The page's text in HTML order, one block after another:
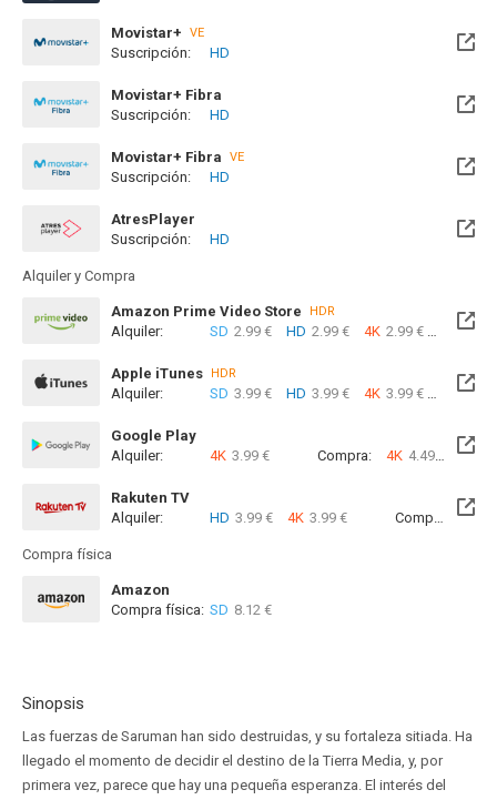
Movistar+
VE
Disponible hasta el Jue, 31 Dic 2026 (Quedan 4 meses)
Suscripción: HD
Movistar+ Fibra
Disponible hasta el Dom, 25 Jul 2027 (Quedan 11 meses)
Suscripción: HD
Movistar+ Fibra
VE
Disponible hasta el Jue, 31 Dic 2026 (Quedan 4 meses)
Suscripción: HD
AtresPlayer
Suscripción:
HD
Alquiler y Compra
Amazon Prime Video Store HDR
Alquiler: SD 2.99 € HD 2.99 € 4K 2.99 €
Apple iTunes HDR
Alquiler: SD 3.99 € HD 3.99 € 4K 3.99 €
Google Play
Alquiler:
4K 3.99 € Compra: 4K 4.49 €
Rakuten TV
Alquiler:
HD 3.99 € 4K 3.99 € Compra: SD
Compra física
Amazon
Compra física: SD 8.12 €
Sinopsis
Las fuerzas de Saruman han sido destruidas, y su fortaleza sitiada. Ha
llegado el momento de decidir el destino de la Tierra Media, y, por
primera vez, parece que hay una pequeña esperanza. El interés del